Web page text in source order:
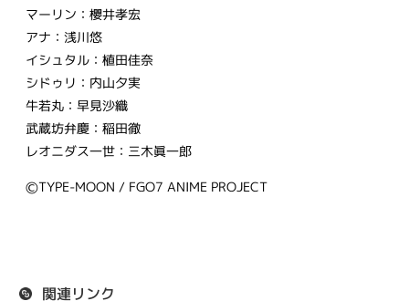
マーリン：櫻井孝宏
アナ：浅川悠
イシュタル：植田佳奈
シドゥリ：内山夕実
牛若丸：早見沙織
武蔵坊弁慶：稲田徹
レオニダス一世：三木眞一郎
ⒸTYPE-MOON / FGO7 ANIME PROJECT
関連リンク